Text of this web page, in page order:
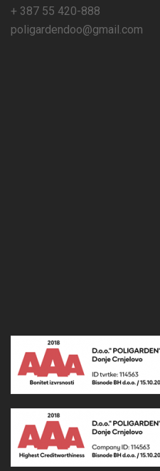
+ 387 55 420-888
poligardendoo@gmail.com